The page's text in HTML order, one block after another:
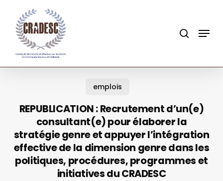
main
content
Menu
emplois
REPUBLICATION : Recrutement d’un(e)
consultant(e) pour élaborer la
stratégie genre et appuyer l’intégration
effective de la dimension genre dans les
politiques, procédures, programmes et
initiatives du CRADESC